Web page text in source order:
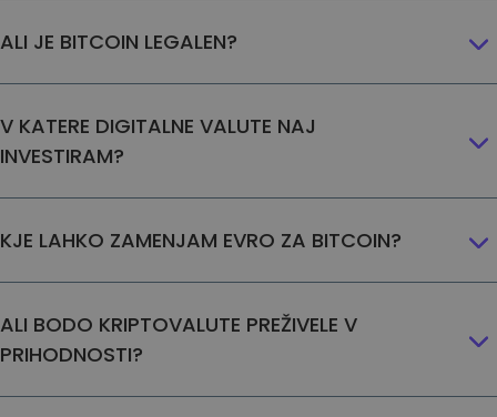
ALI JE BITCOIN LEGALEN?
V KATERE DIGITALNE VALUTE NAJ
INVESTIRAM?
KJE LAHKO ZAMENJAM EVRO ZA BITCOIN?
ALI BODO KRIPTOVALUTE PREŽIVELE V
PRIHODNOSTI?